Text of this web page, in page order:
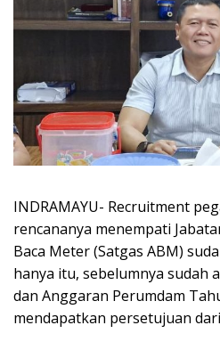
INDRAMAYU- Recruitment
rencananya menempati
Baca Meter (Satgas ABM)
hanya itu, sebelumnya sudah
dan Anggaran Perumdam
mendapatkan persetujuan